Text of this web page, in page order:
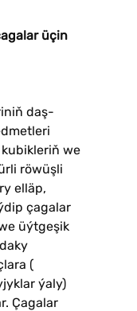
üçin
daş-
we
röwüşli
elläp,
çagalar
üýtgeşik
(
ýaly)
Çagalar